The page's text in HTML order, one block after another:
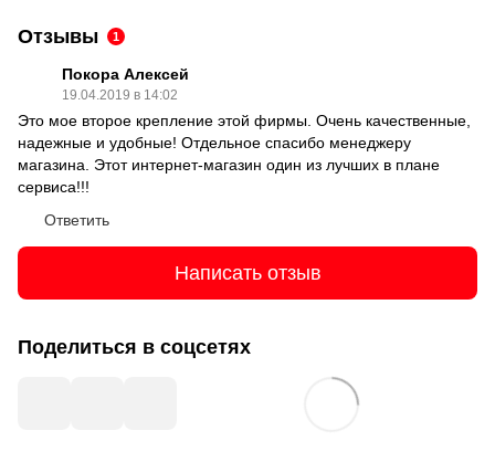
Отзывы 1
Покора Алексей
19.04.2019 в 14:02
Это мое второе крепление этой фирмы. Очень качественные,
надежные и удобные! Отдельное спасибо менеджеру
магазина. Этот интернет-магазин один из лучших в плане
сервиса!!!
Ответить
Написать отзыв
Поделиться в соцсетях